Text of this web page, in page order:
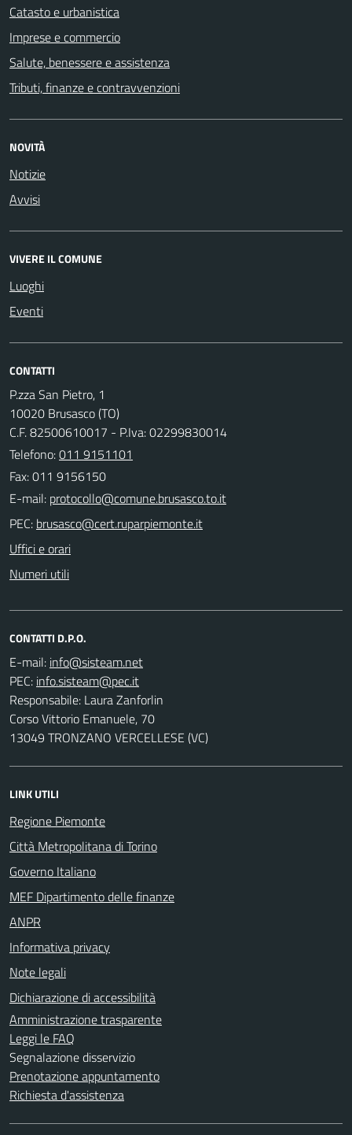
Catasto e urbanistica
Imprese e commercio
Salute, benessere e assistenza
Tributi, finanze e contravvenzioni
NOVITÀ
Notizie
Avvisi
VIVERE IL COMUNE
Luoghi
Eventi
CONTATTI
P.zza San Pietro, 1
10020 Brusasco (TO)
C.F. 82500610017 - P.Iva: 02299830014
Telefono:011 9151101
Fax: 011 9156150
E-mail:
PEC:
Uffici e orari
Numeri utili
CONTATTI D.P.O.
E-mail:
PEC:
Responsabile: Laura Zanforlin
Corso Vittorio Emanuele, 70
13049 TRONZANO VERCELLESE (VC)
LINK UTILI
Regione Piemonte
Città Metropolitana di Torino
Governo Italiano
MEF Dipartimento delle finanze
ANPR
Informativa privacy
Note legali
Dichiarazione di accessibilità
Amministrazione trasparente
Leggi le FAQ
Segnalazione disservizio
Prenotazione appuntamento
Richiesta d'assistenza